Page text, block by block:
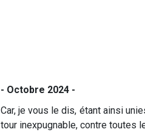
- Octobre 2024 -
Car, je vous le dis, étant ainsi
tour inexpugnable, contre toutes